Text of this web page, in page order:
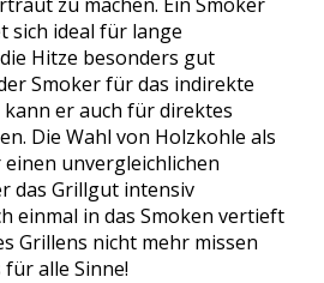
sich ideal für lange
Hitze besonders gut
Smoker für das indirekte
er auch für direktes
Die Wahl von Holzkohle als
unvergleichlichen
das Grillgut intensiv
einmal in das Smoken vertieft
Grillens nicht mehr missen
alle Sinne!